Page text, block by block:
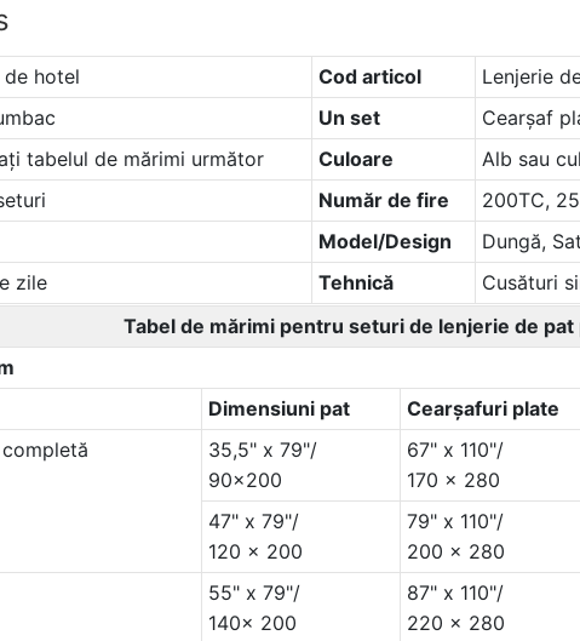
de hotel Cod articol
Lenjerie
Un set
Cearșaf
tabelul de mărimi următor Culoare
Alb sau
Număr de fire
200TC,
Model/Design
Dungă,
zile Tehnică
Cusături
Tabel de mărimi pentru seturi de lenjerie de
Dimensiuni pat
Cearșafuri plate
35,5" x 79"/
90x200
67" x 110"/
170 x 280
47" x 79"/
120 x 200
79" x 110"/
200 x 280
55" x 79"/
140x 200
87" x 110"/
220 x 280